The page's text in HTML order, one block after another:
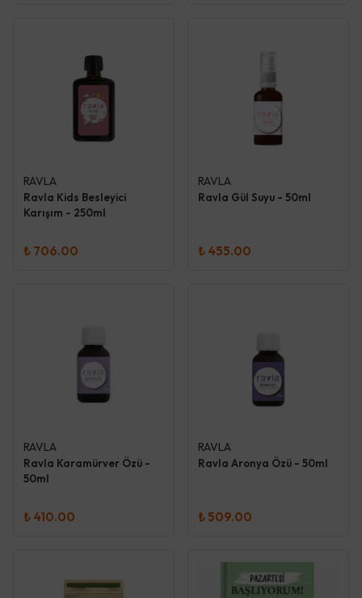
RAVLA
Ravla Kids Besleyici
Karışım - 250ml
₺ 706.00
RAVLA
Ravla Gül Suyu - 50ml
₺ 455.00
RAVLA
Ravla Karamürver Özü -
50ml
₺ 410.00
RAVLA
Ravla Aronya Özü - 50ml
₺ 509.00